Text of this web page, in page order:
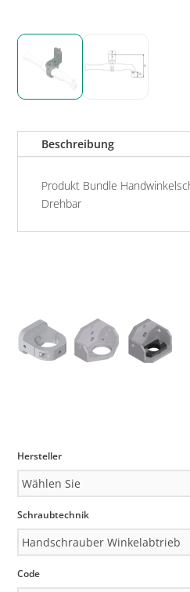
Beschreibung
Produkt Bundle
Drehbar
Hersteller
Schraubtechnik
Code